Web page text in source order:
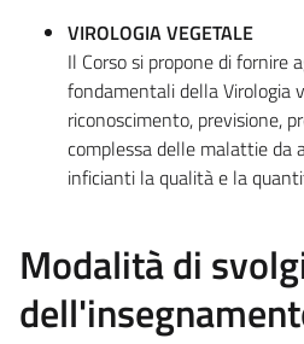
VIROLOGIA VEGETALE
Il Corso si propone di fornire
fondamentali della Virologia
riconoscimento, previsione,
complessa delle malattie da
inficianti la qualità e la
Modalità di